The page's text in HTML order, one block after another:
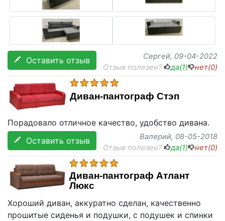
Оставить отзыв Сергей, 09-04-2022
Отзыв полезен?
да(1) нет(0)
Диван-пантограф Стэп
Порадовало отличное качество, удобство дивана.
Оставить отзыв
Валерий, 08-05-2018
Отзыв полезен?
да(1) нет(0)
Диван-пантограф Атлант
Люкс
Хороший диван, аккуратно сделан, качественно
прошитые сиденья и подушки, с подушек и спинки